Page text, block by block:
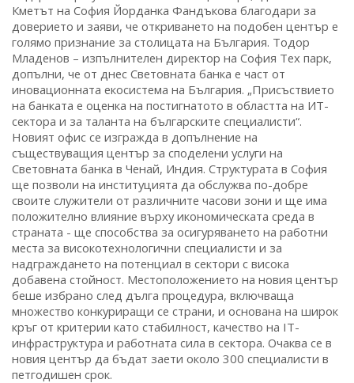
Кметът на София Йорданка Фандъкова благодари за
доверието и заяви, че откриването на подобен център е
голямо признание за столицата на България. Тодор
Младенов – изпълнителен директор на София Тех парк,
допълни, че от днес Световната банка е част от
иновационната екосистема на България. „Присъствието
на банката е оценка на постигнатото в областта на ИТ-
сектора и за таланта на българските специалисти“.
Новият офис се изгражда в допълнение на
съществуващия център за споделени услуги на
Световната банка в Ченай, Индия. Структурата в София
ще позволи на институцията да обслужва по-добре
своите служители от различните часови зони и ще има
положително влияние върху икономическата среда в
страната - ще способства за осигуряването на работни
места за високотехнологични специалисти и за
надграждането на потенциал в сектори с висока
добавена стойност. Местоположението на новия център
беше избрано след дълга процедура, включваща
множество конкуриращи се страни, и основана на широк
кръг от критерии като стабилност, качество на IT-
инфраструктура и работната сила в сектора. Очаква се в
новия център да бъдат заети около 300 специалисти в
петгодишен срок.